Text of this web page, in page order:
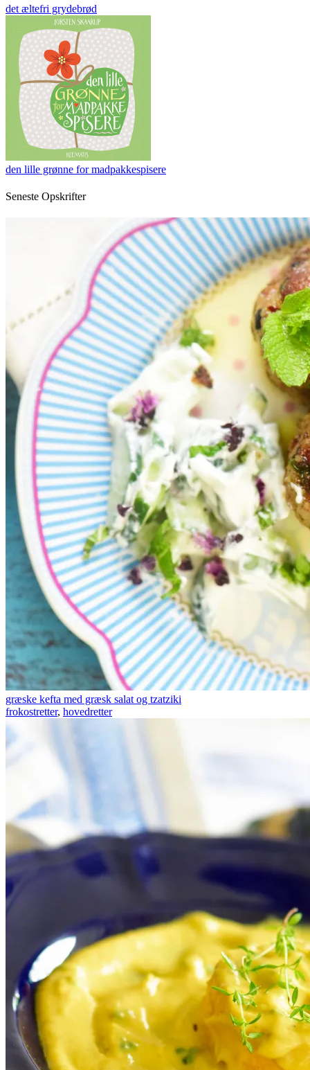
det æltefri grydebrød
den lille grønne for madpakkespisere
Seneste Opskrifter
græske kefta med græsk salat og tzatziki
frokostretter, hovedretter